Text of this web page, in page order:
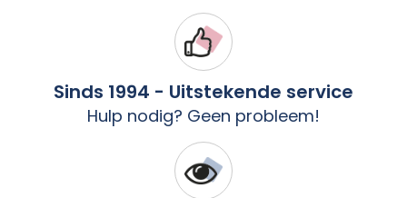
Sinds 1994 - Uitstekende service
Hulp nodig? Geen probleem!